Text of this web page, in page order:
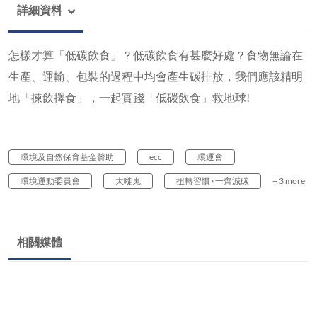
詳細資料
怎樣才算「低碳飲食」？低碳飲食有甚麼好處？食物無論在
生產、運輸、包裝的過程中均會產生碳排放，我們應該精明
地「揀飲擇食」，一起實踐「低碳飲食」救地球!
環境及自然保育基金贊助 ecc 環運會
環境運動委員會 大嘥鬼 扭轉習慣 · 一齊減碳 + 3 more
相關媒體